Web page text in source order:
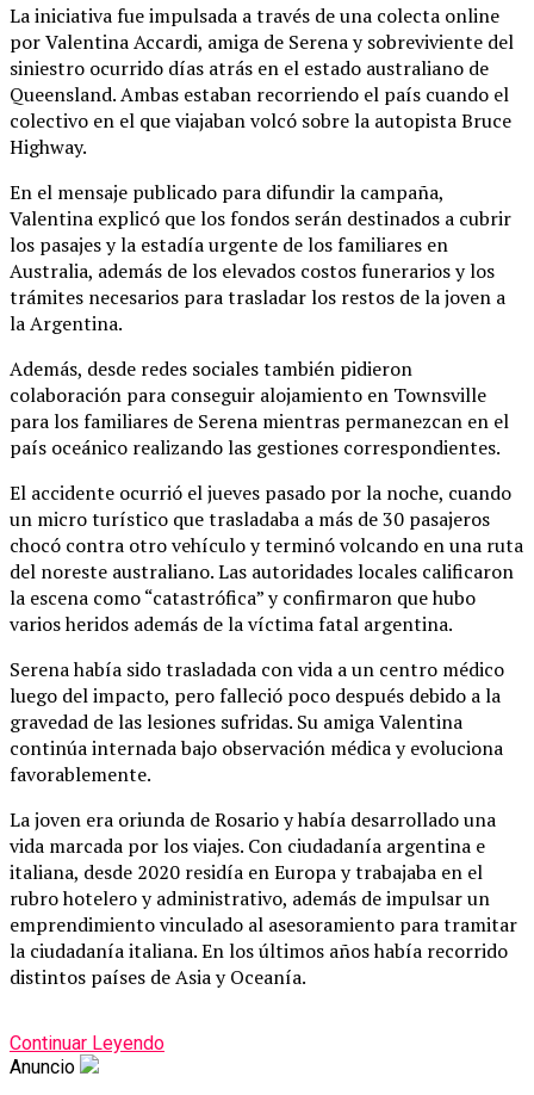
La iniciativa fue impulsada a través de una colecta online
por Valentina Accardi, amiga de Serena y sobreviviente del
siniestro ocurrido días atrás en el estado australiano de
Queensland. Ambas estaban recorriendo el país cuando el
colectivo en el que viajaban volcó sobre la autopista Bruce
Highway.
En el mensaje publicado para difundir la campaña,
Valentina explicó que los fondos serán destinados a cubrir
los pasajes y la estadía urgente de los familiares en
Australia, además de los elevados costos funerarios y los
trámites necesarios para trasladar los restos de la joven a
la Argentina.
Además, desde redes sociales también pidieron
colaboración para conseguir alojamiento en Townsville
para los familiares de Serena mientras permanezcan en el
país oceánico realizando las gestiones correspondientes.
El accidente ocurrió el jueves pasado por la noche, cuando
un micro turístico que trasladaba a más de 30 pasajeros
chocó contra otro vehículo y terminó volcando en una ruta
del noreste australiano. Las autoridades locales calificaron
la escena como “catastrófica” y confirmaron que hubo
varios heridos además de la víctima fatal argentina.
Serena había sido trasladada con vida a un centro médico
luego del impacto, pero falleció poco después debido a la
gravedad de las lesiones sufridas. Su amiga Valentina
continúa internada bajo observación médica y evoluciona
favorablemente.
La joven era oriunda de Rosario y había desarrollado una
vida marcada por los viajes. Con ciudadanía argentina e
italiana, desde 2020 residía en Europa y trabajaba en el
rubro hotelero y administrativo, además de impulsar un
emprendimiento vinculado al asesoramiento para tramitar
la ciudadanía italiana. En los últimos años había recorrido
distintos países de Asia y Oceanía.
Continuar Leyendo
Anuncio